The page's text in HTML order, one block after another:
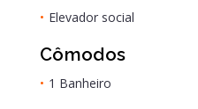
• Elevador social
Cômodos
• 1 Banheiro